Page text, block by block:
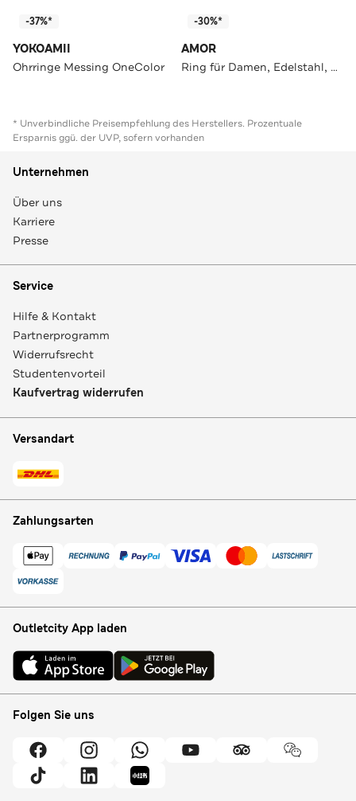
-37%*
YOKOAMII
Ohrringe Messing OneColor
-30%*
AMOR
Ring für Damen, Edelstahl, Glasperle | Herz
* Unverbindliche Preisempfehlung des Herstellers. Prozentuale
Ersparnis ggü. der UVP, sofern vorhanden
Unternehmen
Über uns
Karriere
Presse
Service
Hilfe & Kontakt
Partnerprogramm
Widerrufsrecht
Studentenvorteil
Kaufvertrag widerrufen
Versandart
Zahlungsarten
Outletcity App laden
Folgen Sie uns